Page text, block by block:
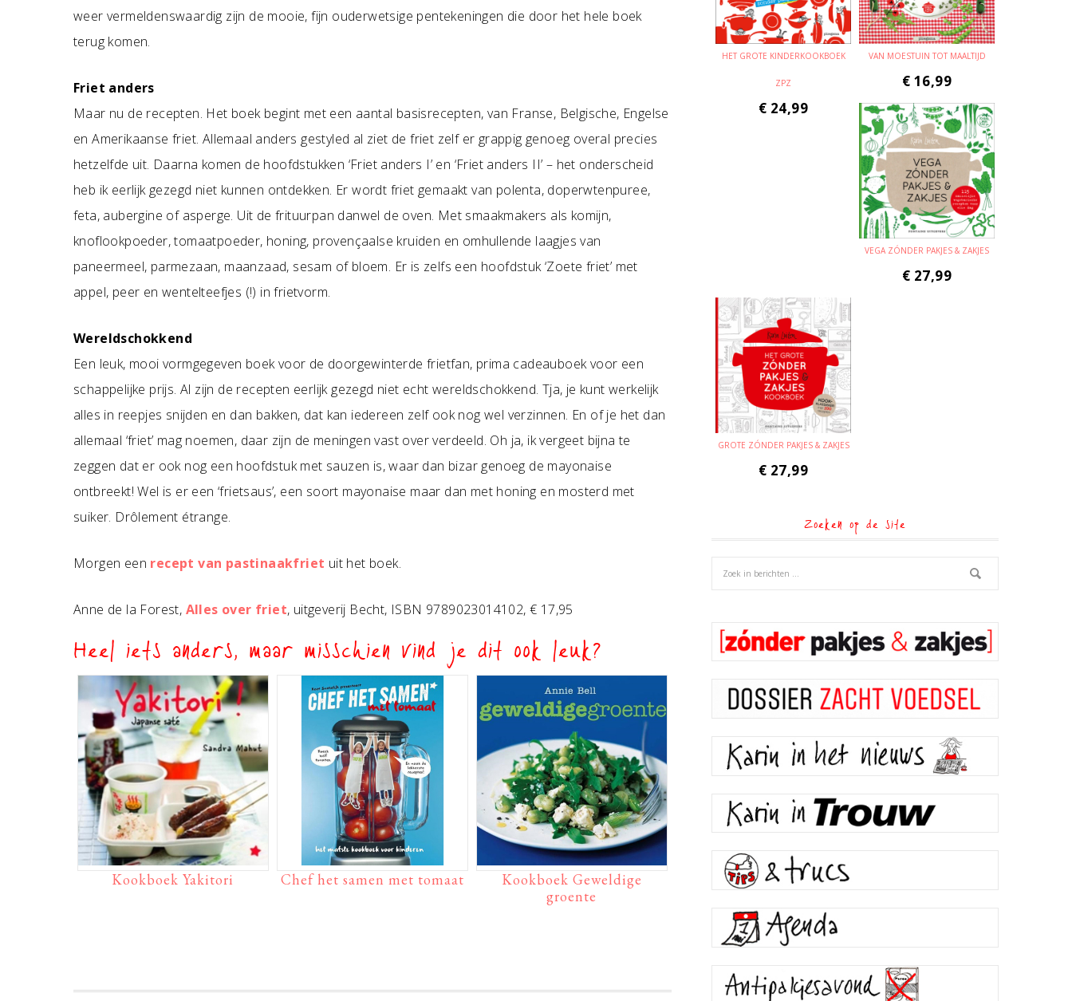
weer vermeldenswaardig zijn de mooie, fijn ouderwetsige pentekeningen die door het hele boek
terug komen.
Friet anders
Maar nu de recepten. Het boek begint met een aantal basisrecepten, van Franse, Belgische, Engelse
en Amerikaanse friet. Allemaal anders gestyled al ziet de friet zelf er grappig genoeg overal precies
hetzelfde uit. Daarna komen de hoofdstukken ‘Friet anders I’ en ‘Friet anders II’ – het onderscheid
heb ik eerlijk gezegd niet kunnen ontdekken. Er wordt friet gemaakt van polenta, doperwtenpuree,
feta, aubergine of asperge. Uit de frituurpan danwel de oven. Met smaakmakers als komijn,
knoflookpoeder, tomaatpoeder, honing, provençaalse kruiden en omhullende laagjes van
paneermeel, parmezaan, maanzaad, sesam of bloem. Er is zelfs een hoofdstuk ‘Zoete friet’ met
appel, peer en wentelteefjes (!) in frietvorm.
Wereldschokkend
Een leuk, mooi vormgegeven boek voor de doorgewinterde frietfan, prima cadeauboek voor een
schappelijke prijs. Al zijn de recepten eerlijk gezegd niet echt wereldschokkend. Tja, je kunt werkelijk
alles in reepjes snijden en dan bakken, dat kan iedereen zelf ook nog wel verzinnen. En of je het dan
allemaal ‘friet’ mag noemen, daar zijn de meningen vast over verdeeld. Oh ja, ik vergeet bijna te
zeggen dat er ook nog een hoofdstuk met sauzen is, waar dan bizar genoeg de mayonaise
ontbreekt! Wel is er een ‘frietsaus’, een soort mayonaise maar dan met honing en mosterd met
suiker. Drôlement étrange.
Morgen een recept van pastinaakfriet uit het boek.
Anne de la Forest, Alles over friet, uitgeverij Becht, ISBN 9789023014102, € 17,95
Heel iets anders, maar misschien vind je dit ook leuk?
Kookboek Yakitori Chef het samen met tomaat
Kookboek Geweldige
groente
HET GROTE KINDERKOOKBOEK
ZPZ
€ 24,99
VAN MOESTUIN TOT MAALTIJD
€ 16,99
VEGA ZÓNDER PAKJES & ZAKJES
€ 27,99
GROTE ZÓNDER PAKJES & ZAKJES
€ 27,99
Zoeken op de site